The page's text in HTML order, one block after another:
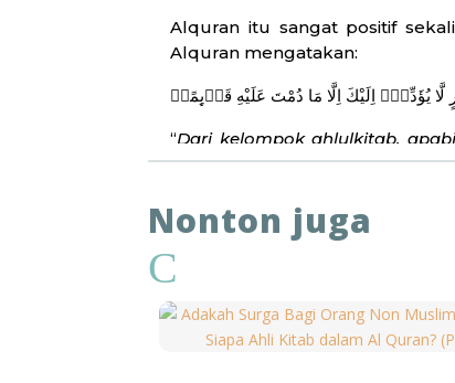
Alquran itu sangat positif
Alquran mengatakan:
“Dari kelompok ahlulkitab,
amanat itu dan mengembalikan
bahwa Alquran sungguh adil
mereka miliki. Konsepfair-
usaha untuk semua ahlulkitab
Dengan semua penjelasan ini,
maka hendaknya dengan
Nonton juga
C